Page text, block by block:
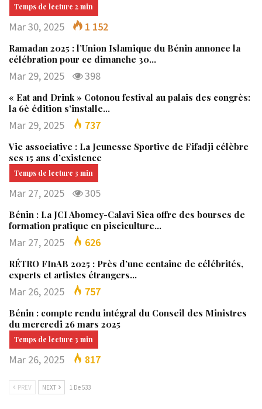
Mar 30, 2025 1 152
Ramadan 2025 : l’Union Islamique du Bénin annonce la
célébration pour ce dimanche 30…
Mar 29, 2025 398
« Eat and Drink » Cotonou festival au palais des congrès:
la 6è édition s’installe…
Mar 29, 2025 737
Vie associative : La Jeunesse Sportive de Fifadji célèbre
ses 15 ans d’existence
Mar 27, 2025 305
Bénin : La JCI Abomey-Calavi Sica offre des bourses de
formation pratique en pisciculture…
Mar 27, 2025 626
RÉTRO FInAB 2025 : Près d’une centaine de célébrités,
experts et artistes étrangers…
Mar 26, 2025 757
Bénin : compte rendu intégral du Conseil des Ministres
du mercredi 26 mars 2025
Mar 26, 2025 817
PREV NEXT 1 De 533